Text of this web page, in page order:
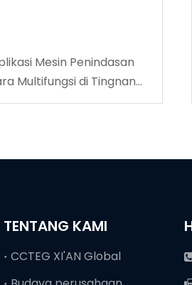
Mesin Penindasan
Multifungsi di Tingnan
TENTANG KAMI
CCTEG XI'AN Global